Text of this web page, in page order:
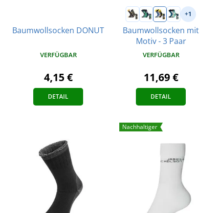
Baumwollsocken DONUT
VERFÜGBAR
4,15 €
DETAIL
+1
Baumwollsocken mit
Motiv - 3 Paar
VERFÜGBAR
11,69 €
DETAIL
Nachhaltiger